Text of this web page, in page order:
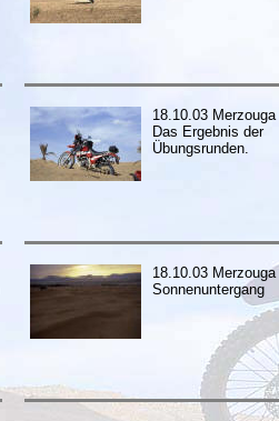
18.10.03 Merzouga
Das Ergebnis der
Übungsrunden.
18.10.03 Merzouga
Sonnenuntergang